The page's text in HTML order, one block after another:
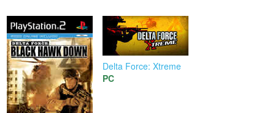
Delta Force: Xtreme
PC